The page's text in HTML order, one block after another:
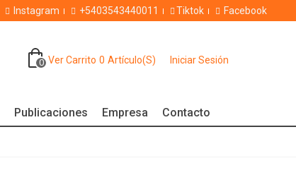
Instagram +5403543440011 Tiktok Facebook
0 Ver Carrito 0 Artículo(s) Iniciar Sesión
Publicaciones Empresa Contacto